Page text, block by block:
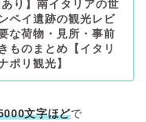
あり】南イタリアの世
ペイ遺跡の観光レビ
な荷物・見所・事前
ものまとめ【イタリ
ポリ観光】
文字ほどで